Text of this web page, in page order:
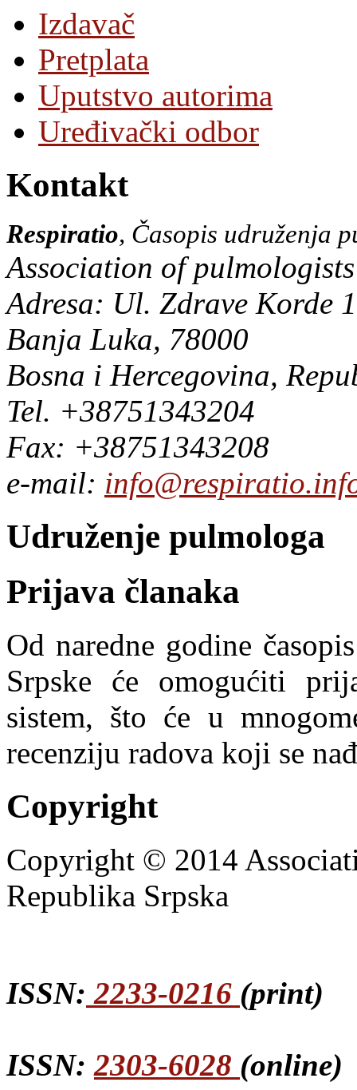
Izdavač
Pretplata
Uputstvo autorima
Uređivački odbor
Kontakt
Respiratio, Časopis udruženja
Association of
Adresa: Ul. Zdrave Korde
Banja Luka, 78000
Bosna i Hercegovina,
Tel. +38751343204
Fax: +38751343208
e-mail:
Udruženje pulmologa
Prijava članaka
Od naredne godine
Srpske će omogućiti
sistem, što će u
recenziju radova koji se
Copyright
Copyright © 2014
Republika Srpska
ISSN: 2233-0216 (print)
ISSN:2303-6028 (online)